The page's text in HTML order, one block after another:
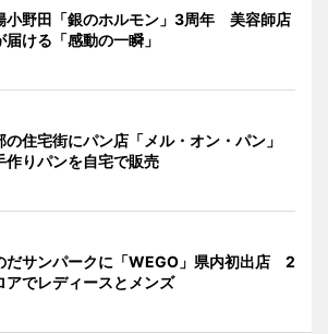
小野田「銀のホルモン」3周年 美容師店
届ける「感動の一瞬」
の住宅街にパン店「メル・オン・パン」
りパンを自宅で販売
だサンパークに「WEGO」県内初出店 2
アでレディースとメンズ